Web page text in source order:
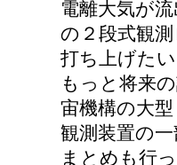
電離大気が
の２段式観
打ち上げた
もっと将来
宙機構の大
観測装置の
まとめも行